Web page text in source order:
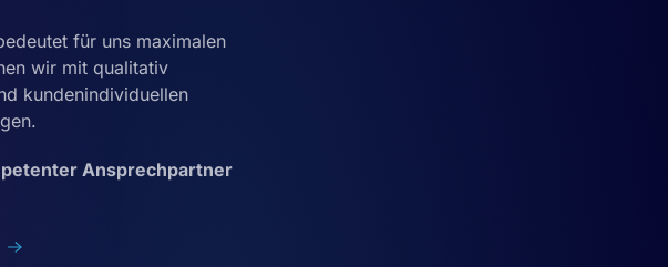
für uns maximalen
wir mit qualitativ
kundenindividuellen
Ansprechpartner